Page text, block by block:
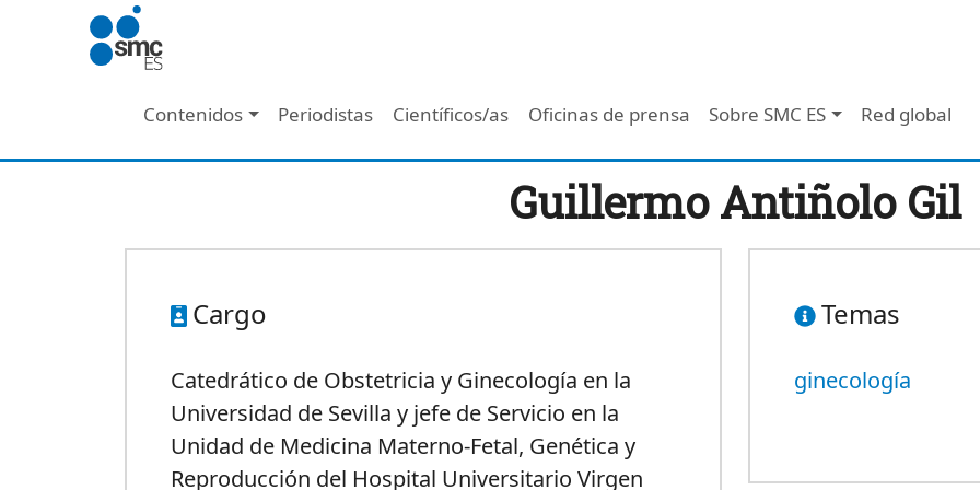
Pasar al contenido principal
Navegación principal - Header
Contenidos Periodistas Científicos/as Oficinas de prensa Sobre SMC ES Red global
Guillermo Antiñolo Gil
Cargo
Catedrático de Obstetricia y Ginecología en la
Universidad de Sevilla y jefe de Servicio en la
Unidad de Medicina Materno-Fetal, Genética y
Reproducción del Hospital Universitario Virgen
Temas
ginecología